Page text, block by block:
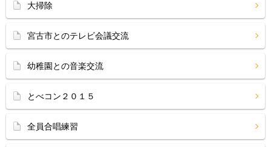
大掃除
宮古市とのテレビ会議交流
幼稚園との音楽交流
とべコン２０１５
全員合唱練習